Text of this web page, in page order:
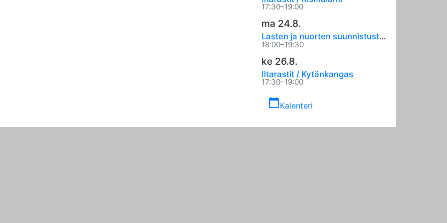
17:30–19:00
ma 24.8.
Lasten ja nuorten suunnistustreenit
18:00–19:30
ke 26.8.
Iltarastit / Kytänkangas
17:30–19:00
calendar_todayKalenteri